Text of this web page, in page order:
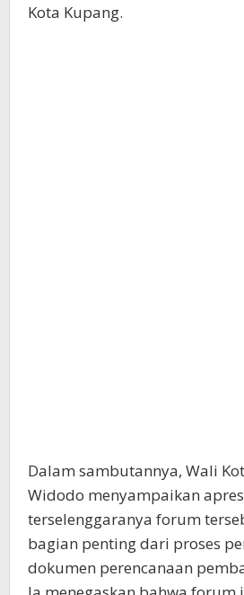
Kota Kupang.
Dalam sambutannya, Wali
Widodo menyampaikan
terselenggaranya forum
bagian penting dari proses
dokumen perencanaan